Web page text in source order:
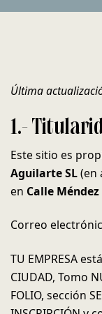
Última
1.-
Este sitio es
Aguilarte SL(en
en Calle
Correo
TU EMPRESA
CIUDAD, Tomo
FOLIO, sección